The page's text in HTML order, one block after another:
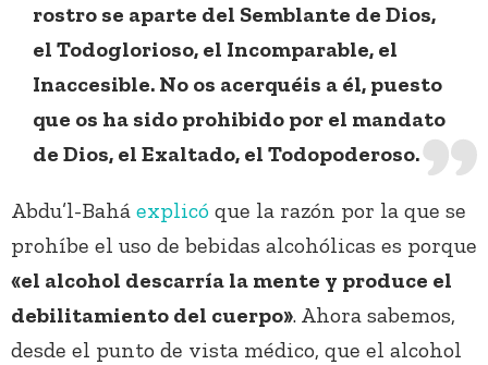
rostro se aparte del Semblante de Dios,
el Todoglorioso, el Incomparable, el
Inaccesible. No os acerquéis a él, puesto
que os ha sido prohibido por el mandato
de Dios, el Exaltado, el Todopoderoso.
Abdu’l-Bahá explicó que la razón por la que se
prohíbe el uso de bebidas alcohólicas es porque
«el alcohol descarría la mente y produce el
debilitamiento del cuerpo». Ahora sabemos,
desde el punto de vista médico, que el alcohol